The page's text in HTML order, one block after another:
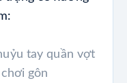
tay quần vợt
gôn